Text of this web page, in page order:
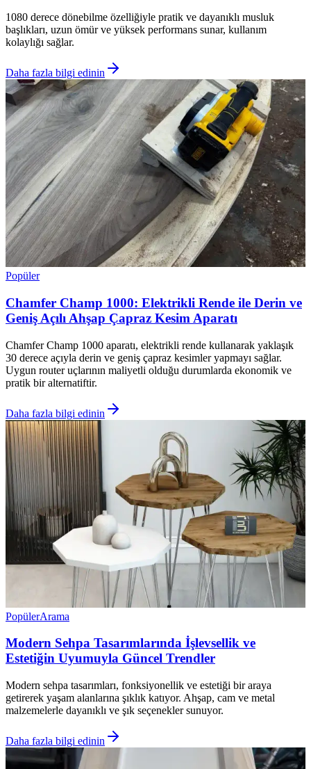
1080 derece dönebilme özelliğiyle pratik ve dayanıklı musluk
başlıkları, uzun ömür ve yüksek performans sunar, kullanım
kolaylığı sağlar.
Daha fazla bilgi edinin
Popüler
Chamfer Champ 1000: Elektrikli Rende ile Derin ve
Geniş Açılı Ahşap Çapraz Kesim Aparatı
Chamfer Champ 1000 aparatı, elektrikli rende kullanarak yaklaşık
30 derece açıyla derin ve geniş çapraz kesimler yapmayı sağlar.
Uygun router uçlarının maliyetli olduğu durumlarda ekonomik ve
pratik bir alternatiftir.
Daha fazla bilgi edinin
PopülerArama
Modern Sehpa Tasarımlarında İşlevsellik ve
Estetiğin Uyumuyla Güncel Trendler
Modern sehpa tasarımları, fonksiyonellik ve estetiği bir araya
getirerek yaşam alanlarına şıklık katıyor. Ahşap, cam ve metal
malzemelerle dayanıklı ve şık seçenekler sunuyor.
Daha fazla bilgi edinin